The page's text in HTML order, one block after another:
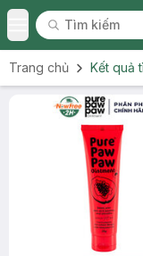
Toggle Menu
Tìm kiếm
Tìm kiếm
Trang chủ Kết quả